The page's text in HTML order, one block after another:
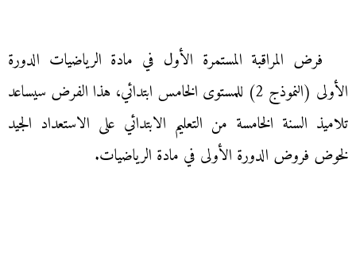
فرض المراقبة المستمرة الأول في مادة الرياضيات الدورة
الأولى (النموذج 2) للمستوى الخامس ابتدائي، هذا الفرض سيساعد
تلاميذ السنة الخامسة من التعليم الابتدائي على الاستعداد الجيد
لخوض فروض الدورة الأولى في مادة الرياضيات.